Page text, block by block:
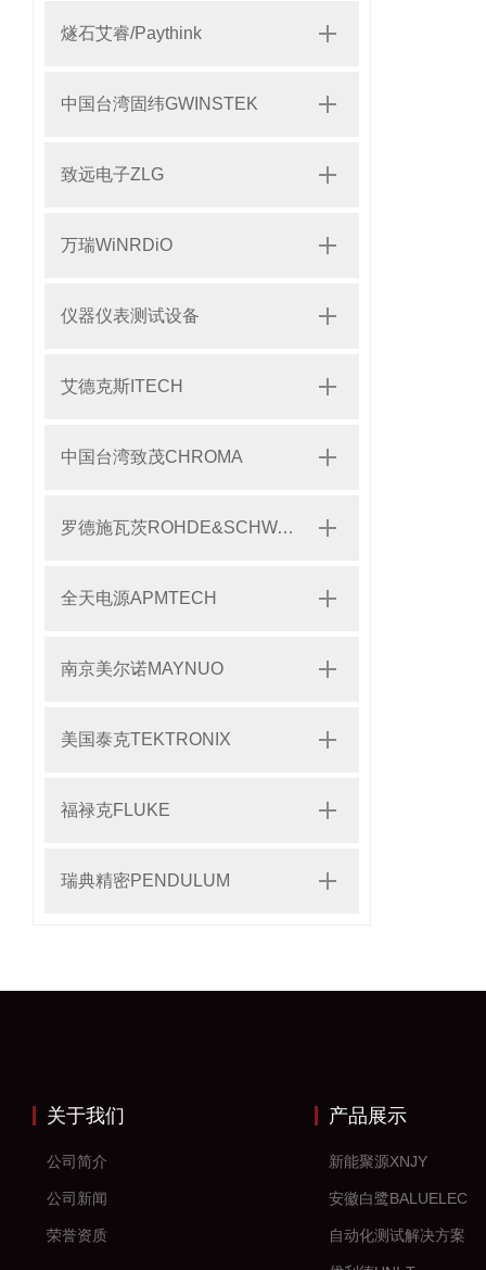
燧石艾睿/Paythink
中国台湾固纬GWINSTEK
致远电子ZLG
万瑞WiNRDiO
仪器仪表测试设备
艾德克斯ITECH
中国台湾致茂CHROMA
罗德施瓦茨ROHDE&SCHWARZ
全天电源APMTECH
南京美尔诺MAYNUO
美国泰克TEKTRONIX
福禄克FLUKE
瑞典精密PENDULUM
关于我们
公司简介
公司新闻
荣誉资质
产品展示
新能聚源XNJY
安徽白鹭BALUELEC
自动化测试解决方案